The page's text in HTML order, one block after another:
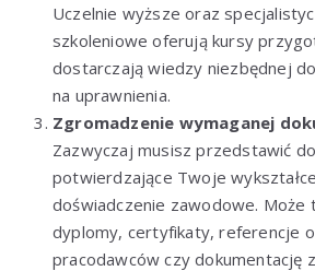
Uczelnie wyższe oraz
szkoleniowe oferują kursy
dostarczają wiedzy niezbędnej
na uprawnienia.
Zgromadzenie wymaganej
Zazwyczaj musisz przedstawić
potwierdzające Twoje
doświadczenie zawodowe. Może
dyplomy, certyfikaty, referencje
pracodawców czy dokumentację